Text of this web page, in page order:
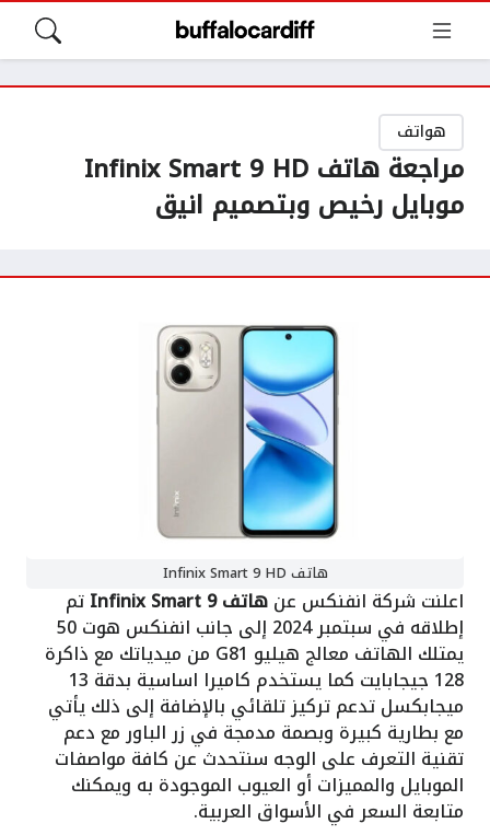
هواتف
مراجعة هاتف Infinix Smart 9 HD
موبايل رخيص وبتصميم انيق
هاتف Infinix Smart 9 HD
اعلنت شركة انفنكس عنهاتف Infinix Smart 9 تم
إطلاقه في سبتمبر 2024 إلى جانب انفنكس هوت 50
يمتلك الهاتف معالج هيليو G81 من ميدياتك مع ذاكرة
128 جيجابايت كما يستخدم كاميرا اساسية بدقة 13
ميجابكسل تدعم تركيز تلقائي بالإضافة إلى ذلك يأتي
مع بطارية كبيرة وبصمة مدمجة في زر الباور مع دعم
تقنية التعرف على الوجه سنتحدث عن كافة مواصفات
الموبايل والمميزات أو العيوب الموجودة به ويمكنك
متابعة السعر في الأسواق العربية.